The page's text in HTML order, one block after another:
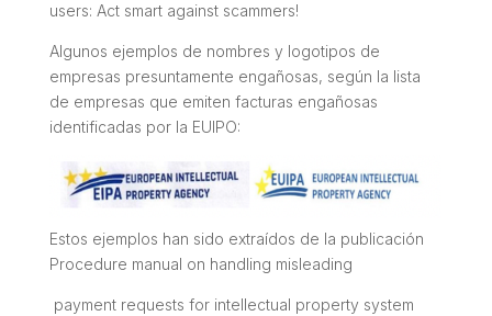
users: Act smart against scammers!
Algunos ejemplos de nombres y logotipos de
empresas presuntamente engañosas, según la lista
de empresas que emiten facturas engañosas
identificadas por la EUIPO:
Estos ejemplos han sido extraídos de la publicación
Procedure manual on handling misleading
payment requests for intellectual property system